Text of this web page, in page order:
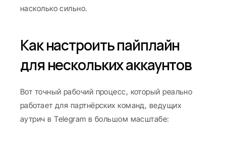
насколько сильно.
Как настроить пайплайн
для нескольких аккаунтов
Вот точный рабочий процесс, который реально
работает для партнёрских команд, ведущих
аутрич в Telegram в большом масштабе: